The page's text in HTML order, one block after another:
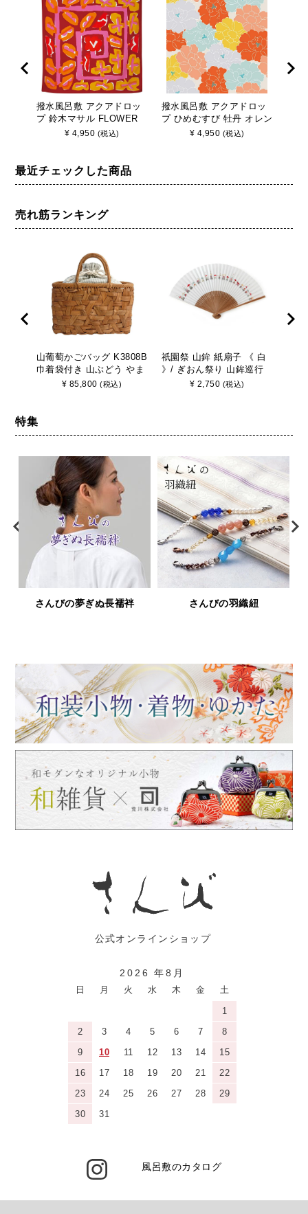
撥水風呂敷 アクアドロッ
プ 鈴木マサル FLOWER
BED レッド ポリエステル
¥ 4,950 (税込)
撥水風呂敷 アクアドロッ
プ ひめむすび 牡丹 オレン
ジ ポリエステル 100cm巾
¥ 4,950 (税込)
最近チェックした商品
売れ筋ランキング
山葡萄かごバッグ K3808B
巾着袋付き 山ぶどう やま
ぶどう 手作り さんび
¥ 85,800 (税込)
祇園祭 山鉾 紙扇子 《 白
》/ ぎおん祭り 山鉾巡行
京都 さんび
¥ 2,750 (税込)
特集
の夢ぎぬ長襦袢 さんびの羽織紐
鹿革と漆の財
2026 年8月
日 月 火 水 木 金 土
1
2
3 4 5 6 7
8
9
10 11 12 13 14
15
16
17 18 19 20 21
22
23
24 25 26 27 28
29
30
31
風呂敷のカタログ